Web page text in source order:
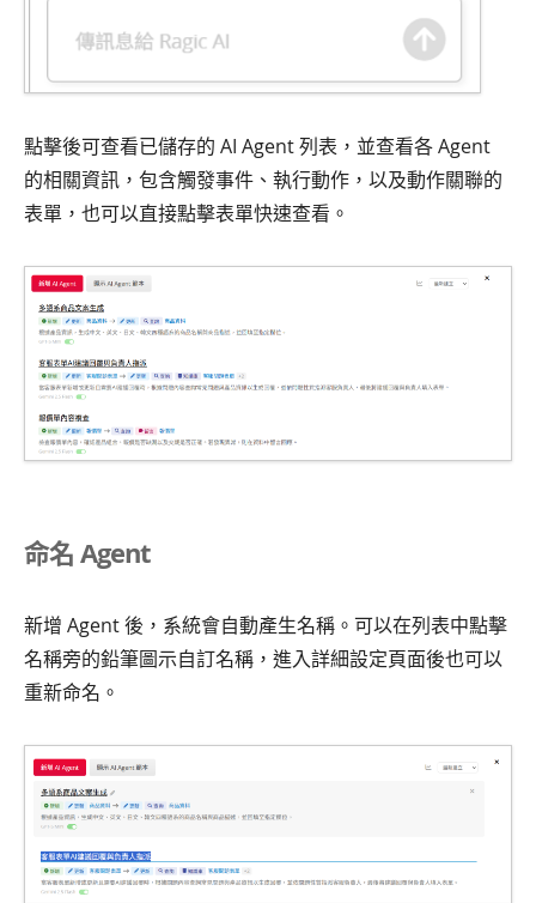
點擊後可查看已儲存的 AI Agent 列表，並查看各 Agent
的相關資訊，包含觸發事件、執行動作，以及動作關聯的
表單，也可以直接點擊表單快速查看。
命名 Agent
新增 Agent 後，系統會自動產生名稱。可以在列表中點擊
名稱旁的鉛筆圖示自訂名稱，進入詳細設定頁面後也可以
重新命名。